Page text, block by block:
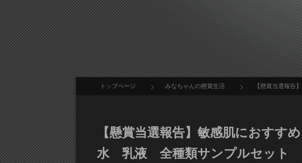
トップページ みなちゃんの懸賞生活 【懸賞当選報
【懸賞当選報告】敏感肌におす
水 乳液 全種類サンプルセット